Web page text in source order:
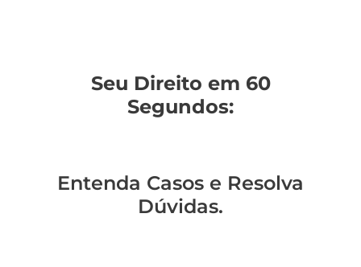
Seu Direito em 60
Segundos:
Entenda Casos e Resolva
Dúvidas.